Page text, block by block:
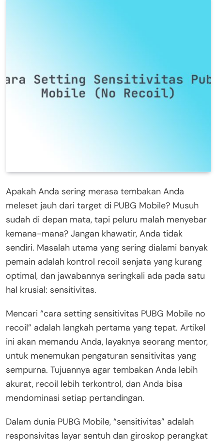
Apakah Anda sering merasa tembakan Anda
meleset jauh dari target di PUBG Mobile? Musuh
sudah di depan mata, tapi peluru malah menyebar
kemana-mana? Jangan khawatir, Anda tidak
sendiri. Masalah utama yang sering dialami banyak
pemain adalah kontrol recoil senjata yang kurang
optimal, dan jawabannya seringkali ada pada satu
hal krusial: sensitivitas.
Mencari “cara setting sensitivitas PUBG Mobile no
recoil” adalah langkah pertama yang tepat. Artikel
ini akan memandu Anda, layaknya seorang mentor,
untuk menemukan pengaturan sensitivitas yang
sempurna. Tujuannya agar tembakan Anda lebih
akurat, recoil lebih terkontrol, dan Anda bisa
mendominasi setiap pertandingan.
Dalam dunia PUBG Mobile, “sensitivitas” adalah
responsivitas layar sentuh dan giroskop perangkat